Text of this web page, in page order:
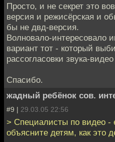
Просто, и не секрет это
версия и режисёрская и
бы не двд-версия.
Волновало-интересовало
вариант тот - который
рассогласовки звука-
Спасибо.
жадный ребёнок сов.
#9 | 29.03.05 22:56
> Специалисты по видео -
объясните детям, как это